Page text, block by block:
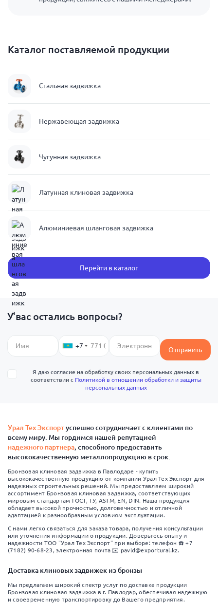
Каталог поставляемой продукции
Стальная задвижка
Нержавеющая задвижка
Чугунная задвижка
Латунная клиновая задвижка
Алюминиевая шланговая задвижка
Перейти в каталог
У вас остались вопросы?
+7 Отправить
Я даю согласие на обработку своих персональных данных в
соответствии с Политикой в отношении обработки и защиты
персональных данных
Урал Тех Экспортуспешно сотрудничает с клиентами по
всему миру. Мы гордимся нашей репутацией
надежного партнера, способного предоставить
высококачественную металлопродукцию в срок.
Бронзовая клиновая задвижка в Павлодаре - купить
высококачественную продукцию от компании Урал Тех Экспорт для
надежных строительных решений. Мы предоставляем широкий
ассортимент Бронзовая клиновая задвижка, соответствующих
мировым стандартам ГОСТ, ТУ, ASTM, EN, DIN. Наша продукция
обладает высокой прочностью, долговечностью и отличной
адаптацией к разнообразным условиям эксплуатации.
С нами легко связаться для заказа товара, получения консультации
или уточнения информации о продукции. Доверьтесь опыту и
надежности ТОО "Урал Тех Экспорт" при выборе: телефон ☎️ +7
(7182) 90-68-23, электронная почта ✉️ pavld@exportural.kz.
Доставка клиновых задвижек из бронзы
Мы предлагаем широкий спектр услуг по доставке продукции
Бронзовая клиновая задвижка в г. Павлодар, обеспечивая надежную
и своевременную транспортировку до Вашего предприятия.